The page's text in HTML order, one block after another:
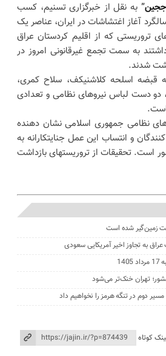
ججین” به نقل از خبرگزاری تسنیم، کسب
آغاز اغتشاشات در ایران، عناصر یک
تروریستی که از اقلیم کردستان عراق
به سمت تجمع غیرقانونی امروز در
شدند.
قبضه اسلحه کلاشنیکف، سلاح کمری،
دست لباس نیروهای نظامی و تعدادی
نظامی جمهوری اسلامی نشان دهنده
و انتساب این عمل جنایتکارانه به
است. تحقیقات از تروریستهای بازداشت
زمین‌گیر شده است
به تجاوز اخیر آمریکایی سعودی
تهران خنک‌تر می‌شود
دوم در تنگه هرمز را نخواهیم داد
کوتاه